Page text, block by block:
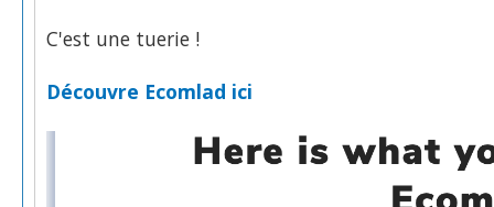
C'est une tuerie !
Découvre Ecomlad ici